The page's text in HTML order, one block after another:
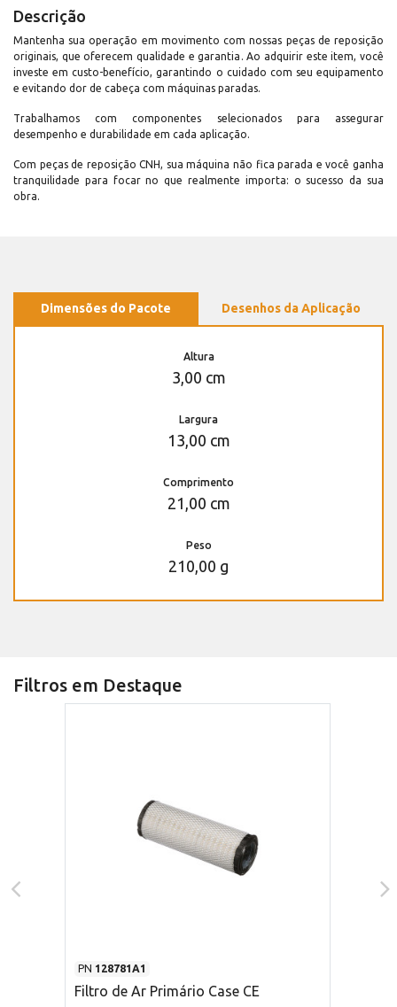
Descrição
Mantenha sua operação em movimento com nossas peças de reposição
originais, que oferecem qualidade e garantia. Ao adquirir este item, você
investe em custo-benefício, garantindo o cuidado com seu equipamento
e evitando dor de cabeça com máquinas paradas.
Trabalhamos com componentes selecionados para assegurar
desempenho e durabilidade em cada aplicação.
Com peças de reposição CNH, sua máquina não fica parada e você ganha
tranquilidade para focar no que realmente importa: o sucesso da sua
obra.
Dimensões do Pacote Desenhos da Aplicação
Altura
3,00 cm
Largura
13,00 cm
Comprimento
21,00 cm
Peso
210,00 g
Filtros em Destaque
PN 128781A1
Filtro de Ar Primário Case CE